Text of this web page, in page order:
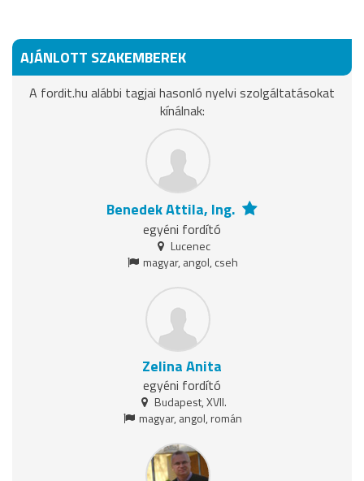
AJÁNLOTT SZAKEMBEREK
A fordit.hu alábbi tagjai hasonló nyelvi szolgáltatásokat
kínálnak:
Benedek Attila, Ing.
egyéni fordító
Lucenec
magyar, angol, cseh
Zelina Anita
egyéni fordító
Budapest, XVII.
magyar, angol, román